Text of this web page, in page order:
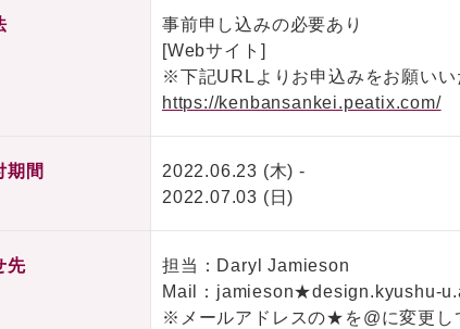
事前申し込みの必要あり
[Webサイト]
※下記URLよりお申込みをお願いい
https://kenbansankei.peatix.com/
期間
2022.06.23 (木) -
2022.07.03 (日)
先
担当：Daryl Jamieson
Mail：jamieson★design.kyushu-
※メールアドレスの★を@に変更し